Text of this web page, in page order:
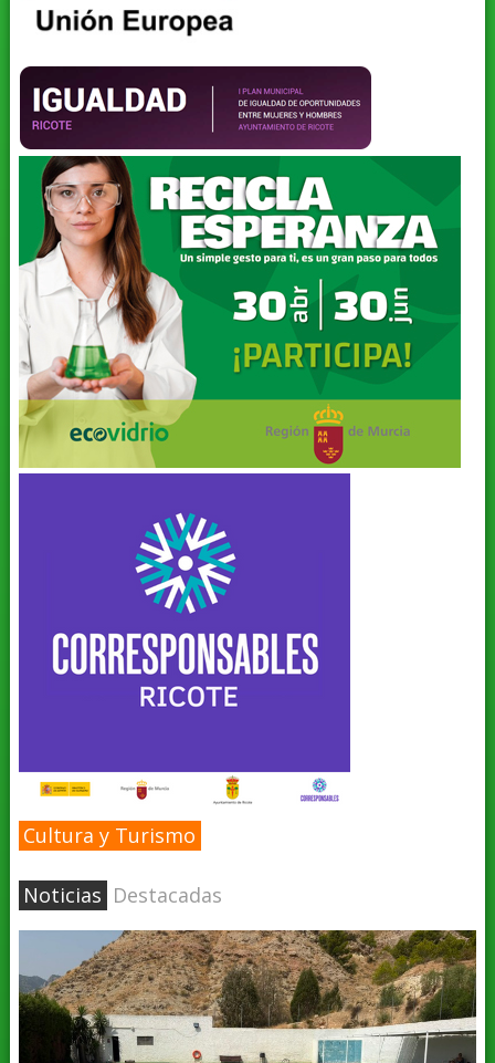
Cultura y Turismo
Noticias Destacadas